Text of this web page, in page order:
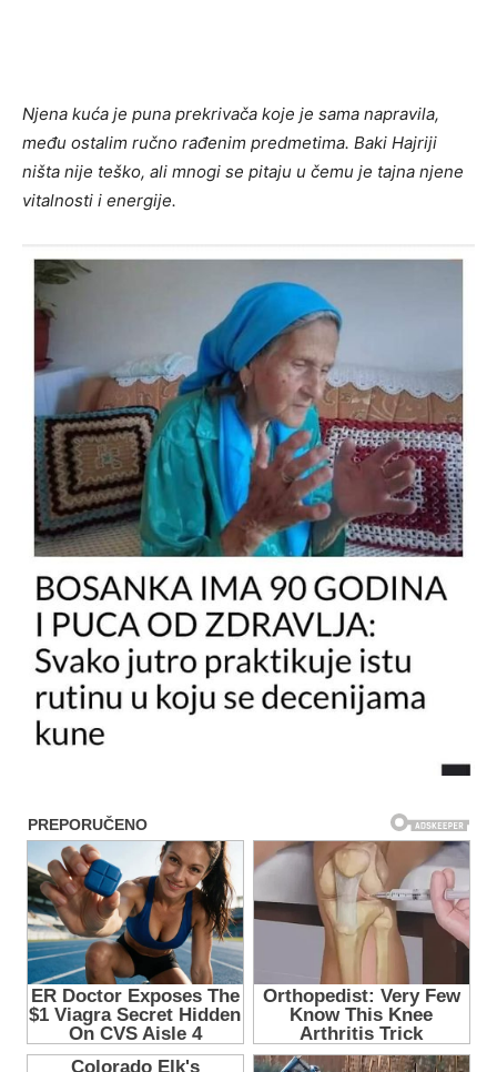
Njena kuća je puna prekrivača koje je sama napravila,
među ostalim ručno rađenim predmetima. Baki Hajriji
ništa nije teško, ali mnogi se pitaju u čemu je tajna njene
vitalnosti i energije.